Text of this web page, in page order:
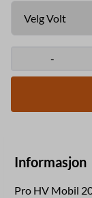
varme opp vannet med. Modellene for varmtvann kan
med flow-styring
uønsket ved
spesielle behov. UTSTYR SOM FØLGER MED: > 90 centimeter
10 meter elektrisk kabel
Turbodyse > Slangetrommel 20-60 meter > Skumlanse > Kastelanse
-
Informasjon
Pro HV Mobil